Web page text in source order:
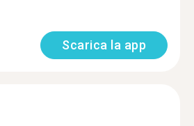
Scarica la app